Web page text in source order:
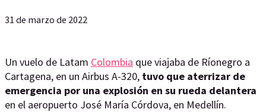
31 de marzo de 2022
Un vuelo de Latam Colombia que viajaba de Ríonegro a
Cartagena, en un Airbus A-320, tuvo que aterrizar de
emergencia por una explosión en su rueda delantera
en el aeropuerto José María Córdova, en Medellín.